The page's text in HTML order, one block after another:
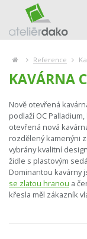
Reference
KAVÁRNA
Nově otevřená
podlaží OC
otevřená nová
rozdělený kamenýni
vybrány kvalitní
židle s plastovým
Dominantou kavárny
se zlatou hranou a
křesla měl zákazník